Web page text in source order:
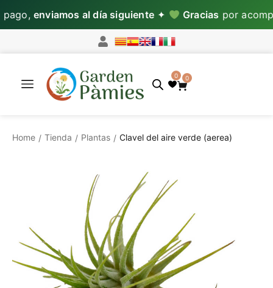
enviamos al día siguiente✦ Graciaspor
0 0
Home / Tienda / Plantas / Clavel del aire verde (aerea)